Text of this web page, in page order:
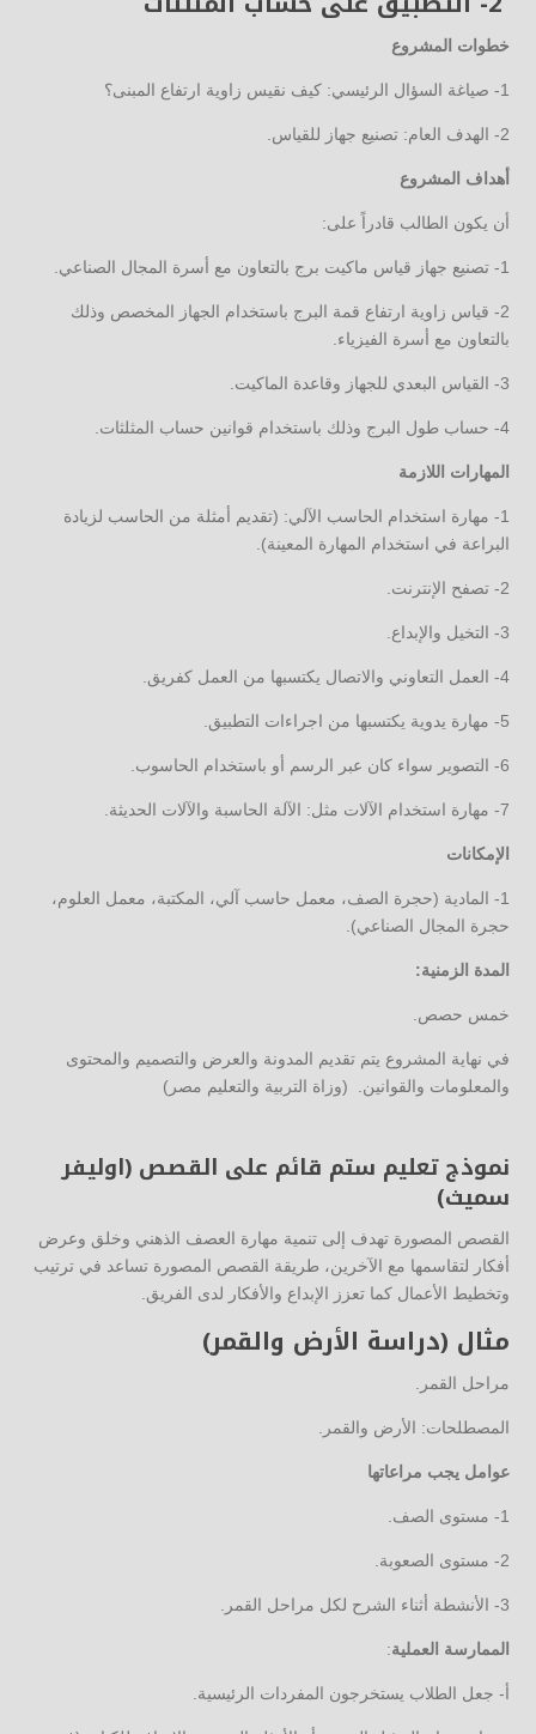
خطوات المشروع
1- صياغة السؤال الرئيسي: كيف نقيس زاوية ارتفاع المبنى؟
2- الهدف العام: تصنيع جهاز للقياس.
أهداف المشروع
أن يكون الطالب قادراً على:
1- تصنيع جهاز قياس ماكيت برج بالتعاون مع أسرة المجال الصناعي.
2- قياس زاوية ارتفاع قمة البرج باستخدام الجهاز المخصص وذلك
بالتعاون مع أسرة الفيزياء.
3- القياس البعدي للجهاز وقاعدة الماكيت.
4- حساب طول البرج وذلك باستخدام قوانين حساب المثلثات.
المهارات اللازمة
1- مهارة استخدام الحاسب الآلي: (تقديم أمثلة من الحاسب لزيادة
البراعة في استخدام المهارة المعينة).
2- تصفح الإنترنت.
3- التخيل والإبداع.
4- العمل التعاوني والاتصال يكتسبها من العمل كفريق.
5- مهارة يدوية يكتسبها من اجراءات التطبيق.
6- التصوير سواء كان عبر الرسم أو باستخدام الحاسوب.
7- مهارة استخدام الآلات مثل: الآلة الحاسبة والآلات الحديثة.
الإمكانات
1- المادية (حجرة الصف، معمل حاسب آلي، المكتبة، معمل العلوم،
حجرة المجال الصناعي).
المدة الزمنية:
خمس حصص.
في نهاية المشروع يتم تقديم المدونة والعرض والتصميم والمحتوى
والمعلومات والقوانين.
(وزاة التربية والتعليم مصر)
نموذج تعليم ستم قائم على القصص (اوليفر
سميث)
القصص المصورة تهدف إلى تنمية مهارة العصف الذهني وخلق وعرض
أفكار لتقاسمها مع الآخرين، طريقة القصص المصورة تساعد في ترتيب
وتخطيط الأعمال كما تعزز الإبداع والأفكار لدى الفريق.
مثال (دراسة الأرض والقمر)
مراحل القمر.
المصطلحات: الأرض والقمر.
عوامل يجب مراعاتها
1- مستوى الصف.
2- مستوى الصعوبة.
3- الأنشطة أثناء الشرح لكل مراحل القمر.
الممارسة العملية:
أ- جعل الطلاب يستخرجون المفردات الرئيسية.